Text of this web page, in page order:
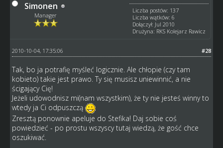
Simonen
Manager
Liczba postów: 137
Liczba wątków: 6
Dołączył: Jul 2010
Drużyna: RKS Kolejarz Rawicz
#28
2010-10-04, 17:35:06
Tak, bo ja potrafię myśleć logicznie. Ale chłopie (czy tam
kobieto) takie jest prawo. Ty się musisz uniewinnić, a nie
ścigający Cię!
Jeżeli udowodnisz mi(nam wszystkim), że ty nie jesteś winny to
wtedy ja Ci odpuszczą
Zresztą ponownie apeluje do Stefika! Daj sobie coś
powiedzieć - po prostu wszyscy tutaj wiedzą, że gość chce
oszukiwać.